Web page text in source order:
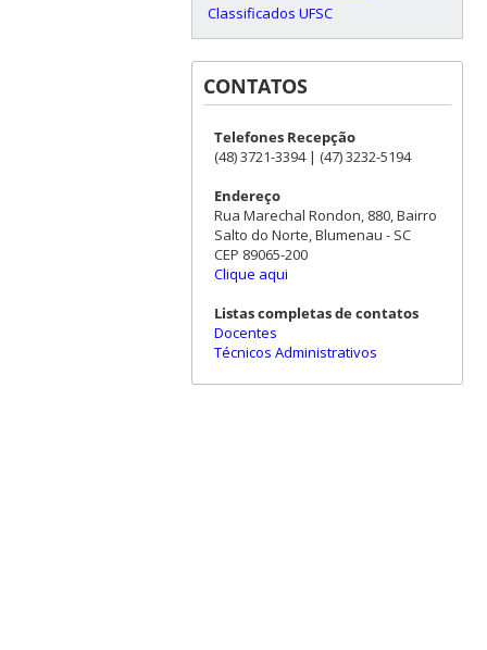
Classificados UFSC
CONTATOS
Telefones Recepção
(48) 3721-3394 | (47) 3232-5194
Endereço
Rua Marechal Rondon, 880, Bairro
Salto do Norte, Blumenau - SC
CEP 89065-200
Clique aqui
Listas completas de contatos
Docentes
Técnicos Administrativos